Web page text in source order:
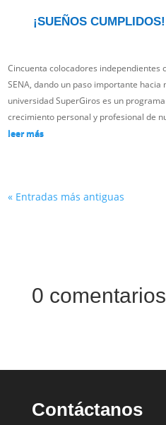
¡SUEÑOS
Cincuenta colocadores independientes
SENA, dando un paso importante
universidad SuperGiros es un
crecimiento personal y profesional de
leer más
« Entradas más antiguas
0 comentarios
Contáctanos